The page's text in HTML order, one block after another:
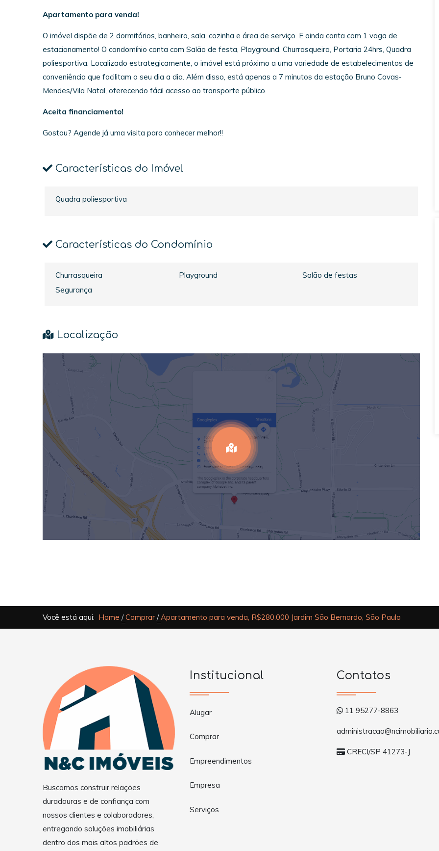
Apartamento para venda!
O imóvel dispõe de 2 dormitórios, banheiro, sala, cozinha e área de serviço. E ainda conta com 1 vaga de
estacionamento! O condomínio conta com Salão de festa, Playground, Churrasqueira, Portaria 24hrs, Quadra
poliesportiva. Localizado estrategicamente, o imóvel está próximo a uma variedade de estabelecimentos de
conveniência que facilitam o seu dia a dia. Além disso, está apenas a 7 minutos da estação Bruno Covas-
Mendes/Vila Natal, oferecendo fácil acesso ao transporte público.
Aceita financiamento!
Gostou? Agende já uma visita para conhecer melhor!!
Características do Imóvel
Quadra poliesportiva
Características do Condomínio
Churrasqueira Playground
Salão de festas
Segurança
Localização
Você está aqui: Home Comprar Apartamento para venda, R$280.000 Jardim São Bernardo, São Paulo
Buscamos construir relações
duradouras e de confiança com
nossos clientes e colaboradores,
entregando soluções imobiliárias
dentro dos mais altos padrões de
Institucional
Alugar
Comprar
Empreendimentos
Empresa
Serviços
Contatos
11 95277-8863
CRECI/SP 41273-J